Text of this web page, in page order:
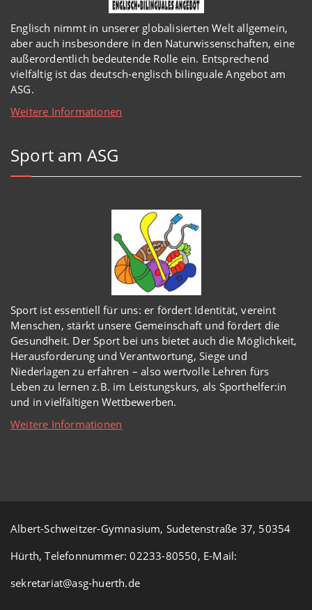
Englisch nimmt in unserer globalisierten Welt allgemein,
aber auch insbesondere in den Naturwissenschaften, eine
außerordentlich bedeutende Rolle ein. Entsprechend
vielfältig ist das deutsch-englisch bilinguale Angebot am
ASG.
Weitere Informationen
Sport am ASG
Sport ist essentiell für uns: er fördert Identität, vereint
Menschen, stärkt unsere Gemeinschaft und fördert die
Gesundheit. Der Sport bei uns bietet auch die Möglichkeit,
Herausforderung und Verantwortung, Siege und
Niederlagen zu erfahren – also wertvolle Lehren fürs
Leben zu lernen z.B. im Leistungskurs, als Sporthelfer:in
und in vielfältigen Wettbewerben.
Weitere Informationen
Albert-Schweitzer-Gymnasium, Sudetenstraße 37, 50354
Hürth, Telefonnummer: 02233-80550, E-Mail:
sekretariat@asg-huerth.de